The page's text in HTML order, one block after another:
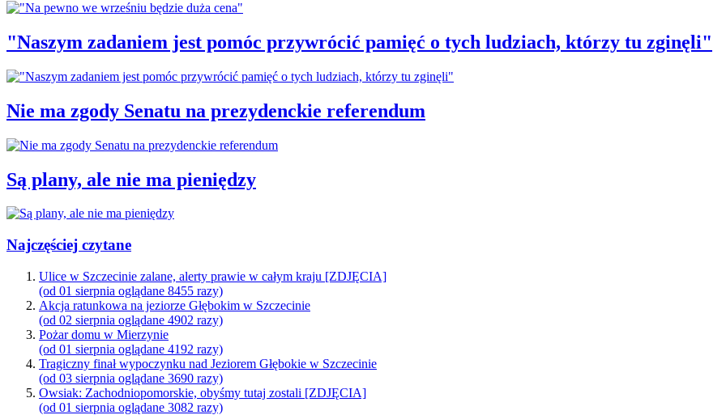
"Naszym zadaniem jest pomóc przywrócić pamięć o tych ludziach, którzy tu zginęli"
Nie ma zgody Senatu na prezydenckie referendum
Są plany, ale nie ma pieniędzy
Najczęściej czytane
Ulice w Szczecinie zalane, alerty prawie w całym kraju [ZDJĘCIA]
(od 01 sierpnia oglądane 8455 razy)
Akcja ratunkowa na jeziorze Głębokim w Szczecinie
(od 02 sierpnia oglądane 4902 razy)
Pożar domu w Mierzynie
(od 01 sierpnia oglądane 4192 razy)
Tragiczny finał wypoczynku nad Jeziorem Głębokie w Szczecinie
(od 03 sierpnia oglądane 3690 razy)
Owsiak: Zachodniopomorskie, obyśmy tutaj zostali [ZDJĘCIA]
(od 01 sierpnia oglądane 3082 razy)